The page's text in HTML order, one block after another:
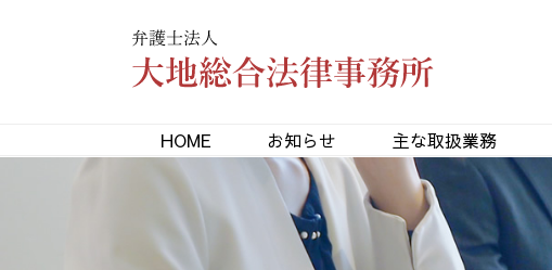
HOME お知らせ 主な取扱業務